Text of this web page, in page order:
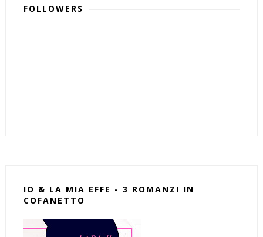
FOLLOWERS
IO & LA MIA EFFE - 3 ROMANZI IN
COFANETTO